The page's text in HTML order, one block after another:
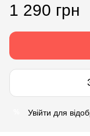
1 290 грн
Увійти для